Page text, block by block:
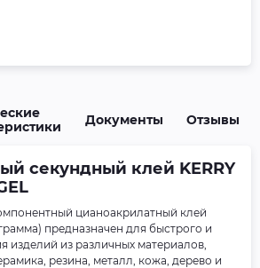
Документы Отзывы
секундный клей KERRY
цианоакрилатный клей
предназначен для быстрого и
изделий из различных материалов,
резина, металл, кожа, дерево и